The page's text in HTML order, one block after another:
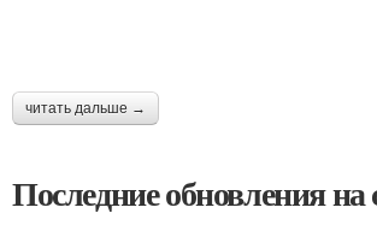
читать дальше →
Последние обновления на